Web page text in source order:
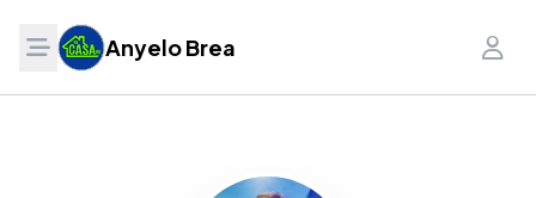
Anyelo Brea